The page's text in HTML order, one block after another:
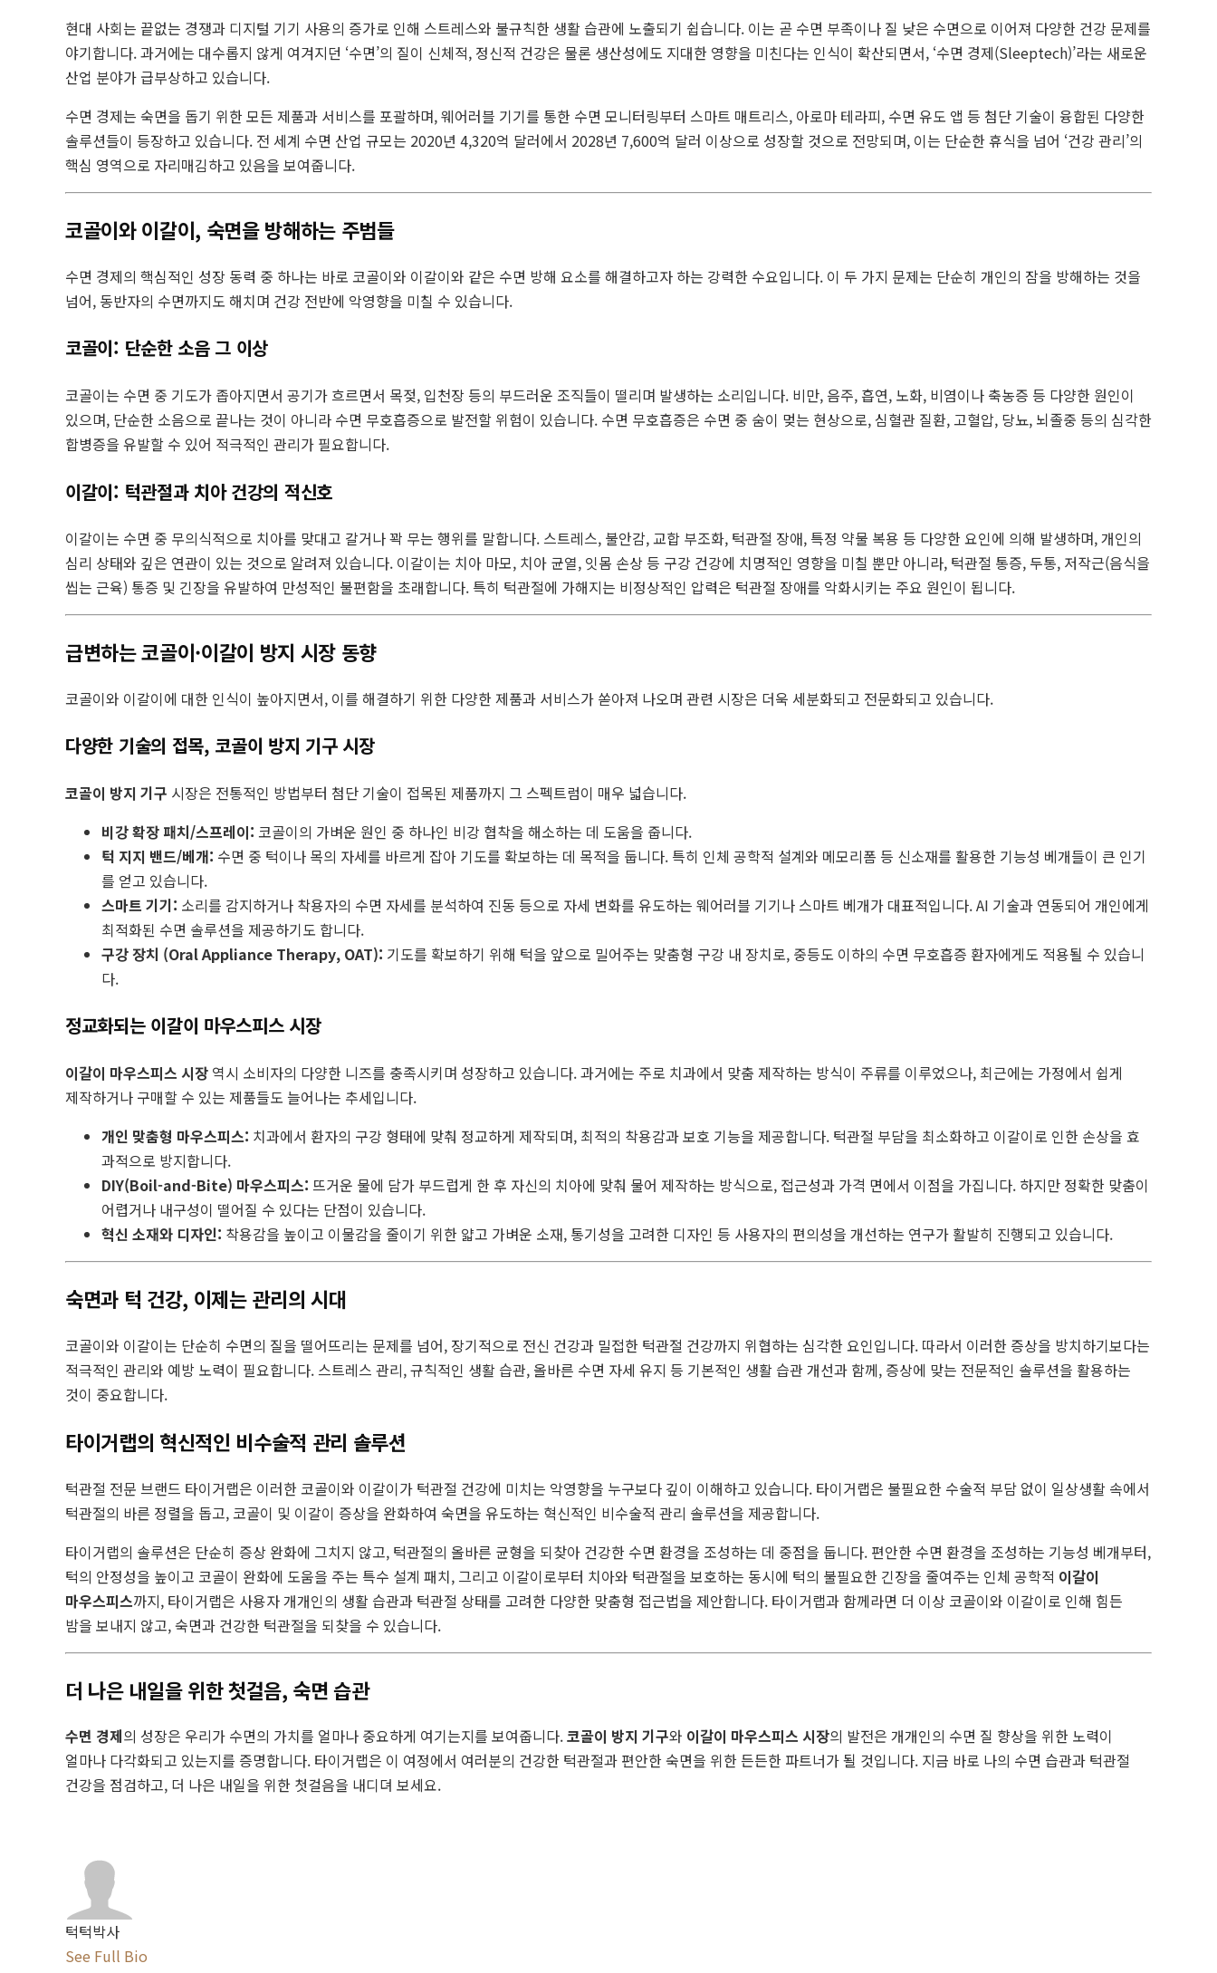
현대 사회는 끝없는 경쟁과 디지털 기기 사용의 증가로 인해 스트레스와 불규칙한 생활 습관에 노출되기 쉽습니다. 이는 곧 수면 부족이나 질 낮은 수면으로 이어져 다양한 건강 문제를
야기합니다. 과거에는 대수롭지 않게 여겨지던 ‘수면’의 질이 신체적, 정신적 건강은 물론 생산성에도 지대한 영향을 미친다는 인식이 확산되면서, ‘수면 경제(Sleeptech)’라는 새로운
산업 분야가 급부상하고 있습니다.
수면 경제는 숙면을 돕기 위한 모든 제품과 서비스를 포괄하며, 웨어러블 기기를 통한 수면 모니터링부터 스마트 매트리스, 아로마 테라피, 수면 유도 앱 등 첨단 기술이 융합된 다양한
솔루션들이 등장하고 있습니다. 전 세계 수면 산업 규모는 2020년 4,320억 달러에서 2028년 7,600억 달러 이상으로 성장할 것으로 전망되며, 이는 단순한 휴식을 넘어 ‘건강 관리’의
핵심 영역으로 자리매김하고 있음을 보여줍니다.
코골이와 이갈이, 숙면을 방해하는 주범들
수면 경제의 핵심적인 성장 동력 중 하나는 바로 코골이와 이갈이와 같은 수면 방해 요소를 해결하고자 하는 강력한 수요입니다. 이 두 가지 문제는 단순히 개인의 잠을 방해하는 것을
넘어, 동반자의 수면까지도 해치며 건강 전반에 악영향을 미칠 수 있습니다.
코골이: 단순한 소음 그 이상
코골이는 수면 중 기도가 좁아지면서 공기가 흐르면서 목젖, 입천장 등의 부드러운 조직들이 떨리며 발생하는 소리입니다. 비만, 음주, 흡연, 노화, 비염이나 축농증 등 다양한 원인이
있으며, 단순한 소음으로 끝나는 것이 아니라 수면 무호흡증으로 발전할 위험이 있습니다. 수면 무호흡증은 수면 중 숨이 멎는 현상으로, 심혈관 질환, 고혈압, 당뇨, 뇌졸중 등의 심각한
합병증을 유발할 수 있어 적극적인 관리가 필요합니다.
이갈이: 턱관절과 치아 건강의 적신호
이갈이는 수면 중 무의식적으로 치아를 맞대고 갈거나 꽉 무는 행위를 말합니다. 스트레스, 불안감, 교합 부조화, 턱관절 장애, 특정 약물 복용 등 다양한 요인에 의해 발생하며, 개인의
심리 상태와 깊은 연관이 있는 것으로 알려져 있습니다. 이갈이는 치아 마모, 치아 균열, 잇몸 손상 등 구강 건강에 치명적인 영향을 미칠 뿐만 아니라, 턱관절 통증, 두통, 저작근(음식을
씹는 근육) 통증 및 긴장을 유발하여 만성적인 불편함을 초래합니다. 특히 턱관절에 가해지는 비정상적인 압력은 턱관절 장애를 악화시키는 주요 원인이 됩니다.
급변하는 코골이·이갈이 방지 시장 동향
코골이와 이갈이에 대한 인식이 높아지면서, 이를 해결하기 위한 다양한 제품과 서비스가 쏟아져 나오며 관련 시장은 더욱 세분화되고 전문화되고 있습니다.
다양한 기술의 접목, 코골이 방지 기구 시장
코골이 방지 기구 시장은 전통적인 방법부터 첨단 기술이 접목된 제품까지 그 스펙트럼이 매우 넓습니다.
비강 확장 패치/스프레이: 코골이의 가벼운 원인 중 하나인 비강 협착을 해소하는 데 도움을 줍니다.
턱 지지 밴드/베개: 수면 중 턱이나 목의 자세를 바르게 잡아 기도를 확보하는 데 목적을 둡니다. 특히 인체 공학적 설계와 메모리폼 등 신소재를 활용한 기능성 베개들이 큰 인기
를 얻고 있습니다.
스마트 기기: 소리를 감지하거나 착용자의 수면 자세를 분석하여 진동 등으로 자세 변화를 유도하는 웨어러블 기기나 스마트 베개가 대표적입니다. AI 기술과 연동되어 개인에게
최적화된 수면 솔루션을 제공하기도 합니다.
구강 장치 (Oral Appliance Therapy, OAT): 기도를 확보하기 위해 턱을 앞으로 밀어주는 맞춤형 구강 내 장치로, 중등도 이하의 수면 무호흡증 환자에게도 적용될 수 있습니
다.
정교화되는 이갈이 마우스피스 시장
이갈이 마우스피스 시장 역시 소비자의 다양한 니즈를 충족시키며 성장하고 있습니다. 과거에는 주로 치과에서 맞춤 제작하는 방식이 주류를 이루었으나, 최근에는 가정에서 쉽게
제작하거나 구매할 수 있는 제품들도 늘어나는 추세입니다.
개인 맞춤형 마우스피스: 치과에서 환자의 구강 형태에 맞춰 정교하게 제작되며, 최적의 착용감과 보호 기능을 제공합니다. 턱관절 부담을 최소화하고 이갈이로 인한 손상을 효
과적으로 방지합니다.
DIY(Boil-and-Bite) 마우스피스: 뜨거운 물에 담가 부드럽게 한 후 자신의 치아에 맞춰 물어 제작하는 방식으로, 접근성과 가격 면에서 이점을 가집니다. 하지만 정확한 맞춤이
어렵거나 내구성이 떨어질 수 있다는 단점이 있습니다.
혁신 소재와 디자인: 착용감을 높이고 이물감을 줄이기 위한 얇고 가벼운 소재, 통기성을 고려한 디자인 등 사용자의 편의성을 개선하는 연구가 활발히 진행되고 있습니다.
숙면과 턱 건강, 이제는 관리의 시대
코골이와 이갈이는 단순히 수면의 질을 떨어뜨리는 문제를 넘어, 장기적으로 전신 건강과 밀접한 턱관절 건강까지 위협하는 심각한 요인입니다. 따라서 이러한 증상을 방치하기보다는
적극적인 관리와 예방 노력이 필요합니다. 스트레스 관리, 규칙적인 생활 습관, 올바른 수면 자세 유지 등 기본적인 생활 습관 개선과 함께, 증상에 맞는 전문적인 솔루션을 활용하는
것이 중요합니다.
타이거랩의 혁신적인 비수술적 관리 솔루션
턱관절 전문 브랜드 타이거랩은 이러한 코골이와 이갈이가 턱관절 건강에 미치는 악영향을 누구보다 깊이 이해하고 있습니다. 타이거랩은 불필요한 수술적 부담 없이 일상생활 속에서
턱관절의 바른 정렬을 돕고, 코골이 및 이갈이 증상을 완화하여 숙면을 유도하는 혁신적인 비수술적 관리 솔루션을 제공합니다.
타이거랩의 솔루션은 단순히 증상 완화에 그치지 않고, 턱관절의 올바른 균형을 되찾아 건강한 수면 환경을 조성하는 데 중점을 둡니다. 편안한 수면 환경을 조성하는 기능성 베개부터,
턱의 안정성을 높이고 코골이 완화에 도움을 주는 특수 설계 패치, 그리고 이갈이로부터 치아와 턱관절을 보호하는 동시에 턱의 불필요한 긴장을 줄여주는 인체 공학적 이갈이
마우스피스까지, 타이거랩은 사용자 개개인의 생활 습관과 턱관절 상태를 고려한 다양한 맞춤형 접근법을 제안합니다. 타이거랩과 함께라면 더 이상 코골이와 이갈이로 인해 힘든
밤을 보내지 않고, 숙면과 건강한 턱관절을 되찾을 수 있습니다.
더 나은 내일을 위한 첫걸음, 숙면 습관
수면 경제의 성장은 우리가 수면의 가치를 얼마나 중요하게 여기는지를 보여줍니다.코골이 방지 기구와 이갈이 마우스피스 시장의 발전은 개개인의 수면 질 향상을 위한 노력이
얼마나 다각화되고 있는지를 증명합니다. 타이거랩은 이 여정에서 여러분의 건강한 턱관절과 편안한 숙면을 위한 든든한 파트너가 될 것입니다. 지금 바로 나의 수면 습관과 턱관절
건강을 점검하고, 더 나은 내일을 위한 첫걸음을 내디뎌 보세요.
턱턱박사
See Full Bio